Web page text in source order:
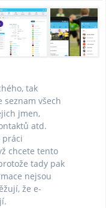
tak
seznam všech
jmen,
atd.
práci
chcete tento
tady pak
nejsou
že e-